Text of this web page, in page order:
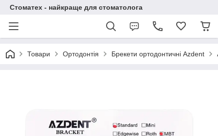
Стоматех - найкраще для стоматолога
Товари Ортодонтія Брекети ортодонтичні Azdent